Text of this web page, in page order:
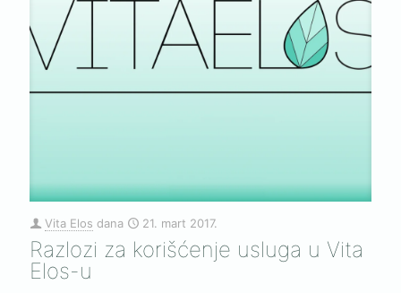
Vita Elos dana 21. mart 2017.
Razlozi za korišćenje usluga u Vita
Elos-u